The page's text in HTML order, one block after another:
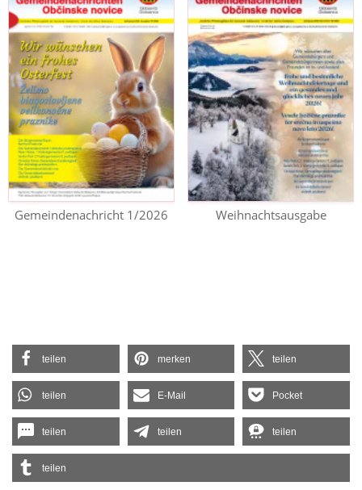
Gemeindenachricht 1/2026 Weihnachtsausgabe
teilen merken teilen
teilen E-Mail Pocket
teilen teilen teilen
teilen